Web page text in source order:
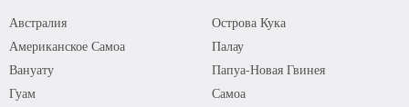
Австралия
Американское Самоа
Вануату
Гуам
Острова Кука
Палау
Папуа-Новая Гвинея
Самоа